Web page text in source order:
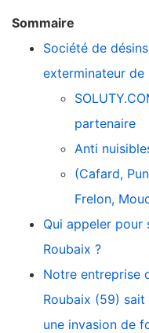
Sommaire
Société de
exterminateur de
partenaire
Anti
(Cafard,
Frelon,
Qui appeler pour
Roubaix ?
Notre entreprise
Roubaix (59)
une invasion de